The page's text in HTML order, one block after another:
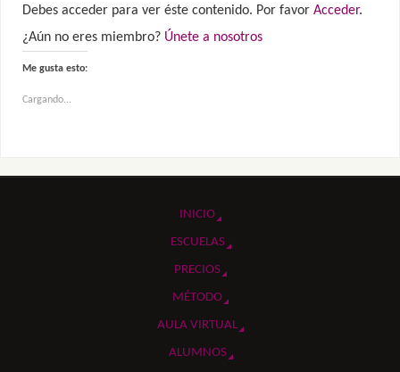
Debes acceder para ver éste contenido. Por favorAcceder.
¿Aún no eres miembro? Únete a nosotros
Me gusta esto:
Cargando...
INICIO
ESCUELAS
PRECIOS
MÉTODO
AULA VIRTUAL
ALUMNOS